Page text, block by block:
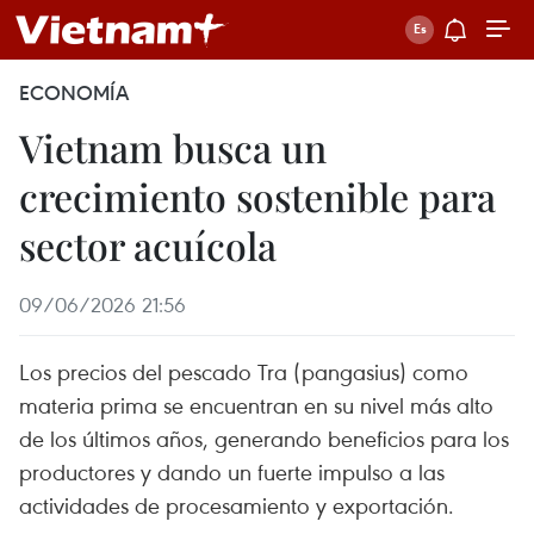
ECONOMÍA
Vietnam busca un
crecimiento sostenible para
sector acuícola
09/06/2026 21:56
Los precios del pescado Tra (pangasius) como
materia prima se encuentran en su nivel más alto
de los últimos años, generando beneficios para los
productores y dando un fuerte impulso a las
actividades de procesamiento y exportación.